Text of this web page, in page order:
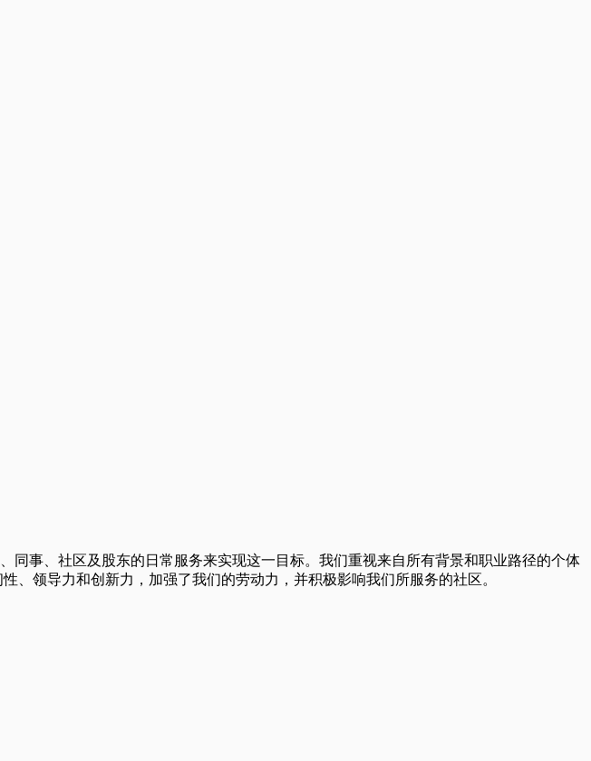
同事、社区及股东的日常服务来实现这一目标。我们重视来自所有背景和职业路径的个体
领导力和创新力，加强了我们的劳动力，并积极影响我们所服务的社区。